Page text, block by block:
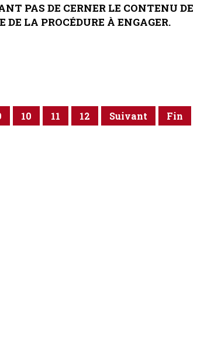
PAS DE CERNER LE CONTENU DE
DE LA PROCÉDURE À ENGAGER.
10 11 12 Suivant Fin